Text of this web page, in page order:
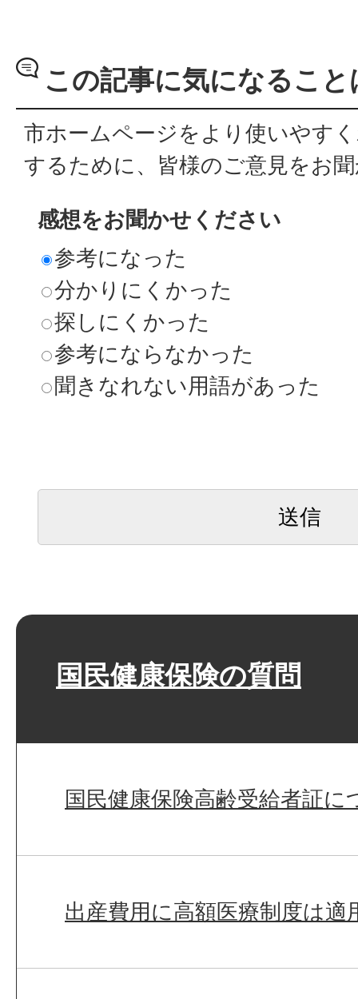
この記事に気になるこ
市ホームページをより使いやす
するために、皆様のご意見をお
感想をお聞かせください
参考になった
分かりにくかった
探しにくかった
参考にならなかった
聞きなれない用語があった
国民健康保険の質問
国民健康保険高齢受給者証
出産費用に高額医療制度は適